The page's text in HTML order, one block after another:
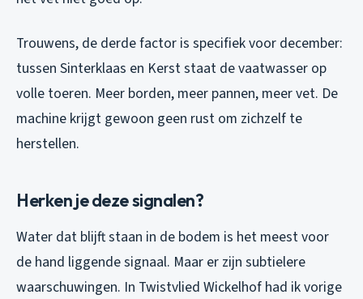
Trouwens, de derde factor is specifiek voor december:
tussen Sinterklaas en Kerst staat de vaatwasser op
volle toeren. Meer borden, meer pannen, meer vet. De
machine krijgt gewoon geen rust om zichzelf te
herstellen.
Herken je deze signalen?
Water dat blijft staan in de bodem is het meest voor
de hand liggende signaal. Maar er zijn subtielere
waarschuwingen. In Twistvlied Wickelhof had ik vorige